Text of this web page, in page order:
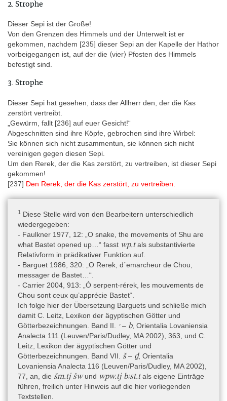
zum Fußende orientiert) (Lacau 1904, Taf. 24). Es wurde
Spruchüberschriften.
Sprache
Ägyptisch-Koptisch » Ägyptisch » Mittelägyptisch
Die Inschriften wurden für das Sargtextprojekt durch Gardiner und
de Buck kopiert und von de Buck 1954 unter der Sigle B1C ediert.
Lapp 1993 benutzt nicht die Publikationsnummer B1C der
Sargtextpublikation, sondern in seiner Nummerierung ist der Sarg
B16. Übersetzungen der Sprüche finden sich u.a. bei Faulkner
(1977), Barguet (1986) und Carrier (2004). Stegbauer (2015)
segmentiert die Schlangensprüche in Strophen und Verse und
kommentiert sie. Der Schacht wurde in den aktuellen Grabungen
der Universität Leuven neu ausgegraben und sein Inhalt wird
Editionen
- de Buck 1954: A. de Buck, The Egyptian Coffin Texts. V. Texts of
Spells 355-471, Oriental Institute Publications 73 (Chicago/Ill
1954), V 31a–d (CT 369), V 32a–m (CT 370), V 34c–f (CT 372),
V 41c–42e (CT 378), 42g–43g (CT 379), V 44a–c (CT 381), V
44f–i (CT 382).
Literatur zu den Metadaten
- Barguet 1986: P. Barguet, Les textes des sarcophages
égyptiens du Moyen Empire (Paris 1986), 326 (CT 379, CT 381
und CT 382).
- Carrier 2004: C. Carrier, Textes des sarcophages du Moyen
Empire égyptien. Tome II: spells [355] à [787] (Monaco 2004),
902–903 (CT 369 und CT 370), 904–905 (CT 372), 912–913 (CT
378), 914–915 (CT 379), 916–917 (CT 381 und CT 382).
2. Strophe
Dieser Sepi ist der Große!
Von den Grenzen des Himmels und der Unterwelt ist er
gekommen, nachdem [235] dieser Sepi an der Kapelle der Hathor
vorbeigegangen ist, auf der die ⟨vier⟩ Pfosten des Himmels
befestigt sind.
3. Strophe
Dieser Sepi hat gesehen, dass der Allherr den, der die Kas
zerstört vertreibt.
„Gewürm, fallt [236] auf euer Gesicht!“
Abgeschnitten sind ihre Köpfe, gebrochen sind ihre Wirbel:
Sie können sich nicht zusammentun, sie können sich nicht
vereinigen gegen diesen Sepi.
Um den Rerek, der die Kas zerstört, zu vertreiben, ist dieser Sepi
gekommen!
[237] Den Rerek, der die Kas zerstört, zu vertreiben.
1 Diese Stelle wird von den Bearbeitern unterschiedlich
wiedergegeben:
- Faulkner 1977, 12: „O snake, the movements of Shu are
what Bastet opened up…“ fasst wp.tals substantivierte
Relativform in prädikativer Funktion auf.
- Barguet 1986, 320: „O Rerek, d´emarcheur de Chou,
messager de Bastet…“.
- Carrier 2004, 913: „Ó serpent-rérek, les mouvements de
Chou sont ceux qu’apprécie Bastet“.
Ich folge hier der Übersetzung Barguets und schließe mich
damit C. Leitz, Lexikon der ägyptischen Götter und
Götterbezeichnungen. Band II.
ꜥ– b, Orientalia Lovaniensia
Analecta 111 (Leuven/Paris/Dudley, MA 2002), 363, und C.
Leitz, Lexikon der ägyptischen Götter und
Götterbezeichnungen. Band VII. š– ḏ, Orientalia
Lovaniensia Analecta 116 (Leuven/Paris/Dudley, MA 2002),
77, an, die šm.tj šwund wpw.tj bꜣst.tals eigene Einträge
führen, freilich unter Hinweis auf die hier vorliegenden
Textstellen.